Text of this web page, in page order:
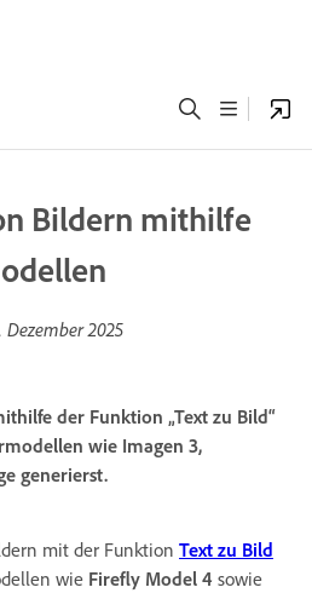
Bildern mithilfe
Dezember 2025
der Funktion „Text zu Bild“
wie Imagen 3,
generierst.
mit der Funktion Text zu Bild
wie Firefly Model 4 sowie